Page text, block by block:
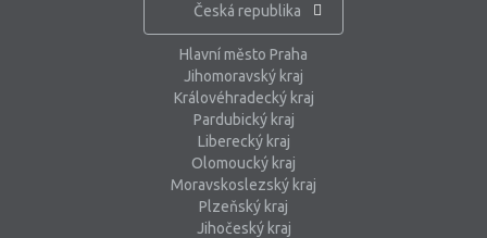
Česká republika
Hlavní město Praha
Jihomoravský kraj
Královéhradecký kraj
Pardubický kraj
Liberecký kraj
Olomoucký kraj
Moravskoslezský kraj
Plzeňský kraj
Jihočeský kraj